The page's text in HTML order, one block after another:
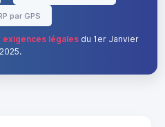
par GPS
exigences légalesdu 1er Janvier
2025.